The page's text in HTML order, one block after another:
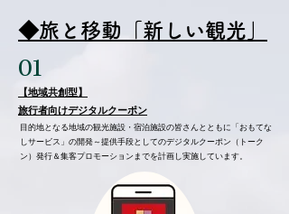
◆旅と移動「新しい観光」
01
【地域共創型】
旅行者向けデジタルクーポン
目的地となる地域の観光施設・宿泊施設の皆さんとともに「おもてな
しサービス」の開発～提供手段としてのデジタルクーポン（トーク
ン）発行＆集客プロモーションまでを​計画し実施しています。